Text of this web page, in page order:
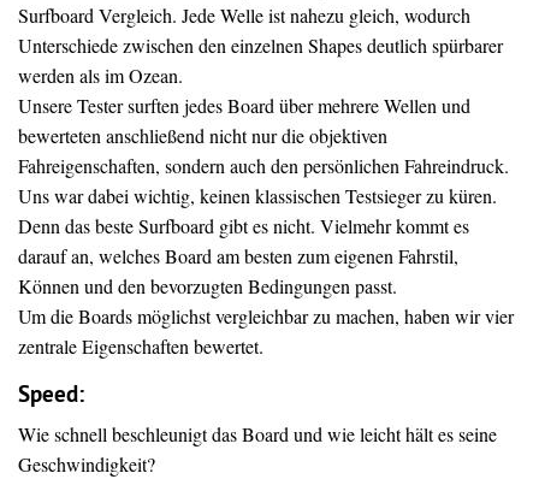
Surfboard Vergleich. Jede Welle ist nahezu gleich, wodurch
Unterschiede zwischen den einzelnen Shapes deutlich spürbarer
werden als im Ozean.
Unsere Tester surften jedes Board über mehrere Wellen und
bewerteten anschließend nicht nur die objektiven
Fahreigenschaften, sondern auch den persönlichen Fahreindruck.
Uns war dabei wichtig, keinen klassischen Testsieger zu küren.
Denn das beste Surfboard gibt es nicht. Vielmehr kommt es
darauf an, welches Board am besten zum eigenen Fahrstil,
Können und den bevorzugten Bedingungen passt.
Um die Boards möglichst vergleichbar zu machen, haben wir vier
zentrale Eigenschaften bewertet.
Speed:
Wie schnell beschleunigt das Board und wie leicht hält es seine
Geschwindigkeit?